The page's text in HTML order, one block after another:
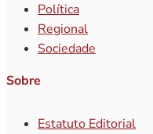
Política
Regional
Sociedade
Sobre
Estatuto Editorial